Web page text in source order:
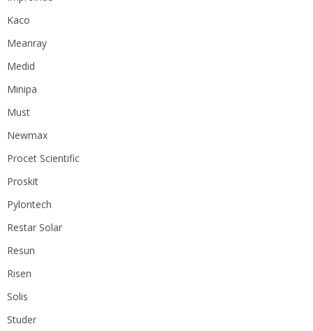
Kaco
Meanray
Medid
Minipa
Must
Newmax
Procet Scientific
Proskit
Pylontech
Restar Solar
Resun
Risen
Solis
Studer